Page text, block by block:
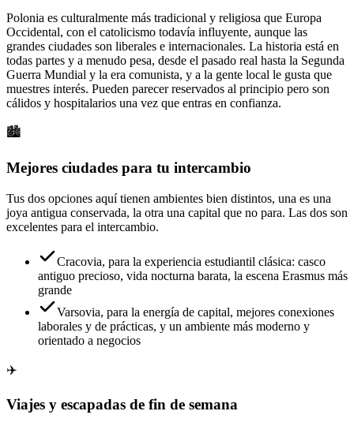
Polonia es culturalmente más tradicional y religiosa que Europa
Occidental, con el catolicismo todavía influyente, aunque las
grandes ciudades son liberales e internacionales. La historia está en
todas partes y a menudo pesa, desde el pasado real hasta la Segunda
Guerra Mundial y la era comunista, y a la gente local le gusta que
muestres interés. Pueden parecer reservados al principio pero son
cálidos y hospitalarios una vez que entras en confianza.
🏙️
Mejores ciudades para tu intercambio
Tus dos opciones aquí tienen ambientes bien distintos, una es una
joya antigua conservada, la otra una capital que no para. Las dos son
excelentes para el intercambio.
Cracovia, para la experiencia estudiantil clásica: casco
antiguo precioso, vida nocturna barata, la escena Erasmus más
grande
Varsovia, para la energía de capital, mejores conexiones
laborales y de prácticas, y un ambiente más moderno y
orientado a negocios
✈️
Viajes y escapadas de fin de semana